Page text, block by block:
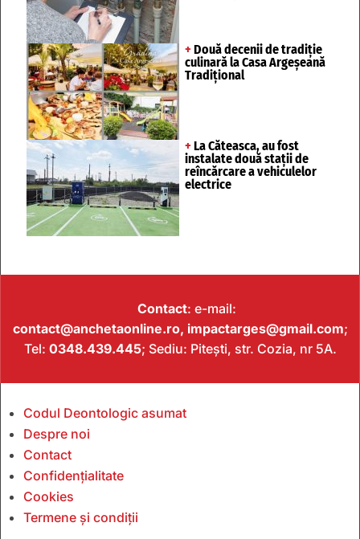
+ Două decenii de tradiție
culinară la Casa Argeșeană
Tradițional
+ La Căteasca, au fost
instalate două stații de
reîncărcare a vehiculelor
electrice
Contact: e-mail:
contact@anchetaonline.ro, impactarges@gmail.com;
Tel: 0348.439.445; Sediu: Pitești, str. Cozia, nr 5A.
Codul Deontologic asumat
Despre noi
Contact
Confidențialitate
Cookies
Termene și condiții